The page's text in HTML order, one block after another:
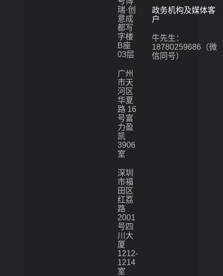
瑞·创
意成
都写
字楼
B座
03层
广州
市天
河区
华夏
路 16
号富
力盈
凯
3906
室
深圳
市福
田区
红荔
路
2001
号四
川大
厦
1212-
1214
室
政务机构及媒体客
户
牛先生：
18780259686（微
信同号）